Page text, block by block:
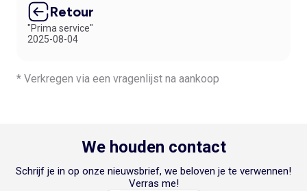
Retour
"Prima service"
2025-08-04
* Verkregen via een vragenlijst na aankoop
We houden contact
Schrijf je in op onze nieuwsbrief, we beloven je te verwennen!
Verras me!